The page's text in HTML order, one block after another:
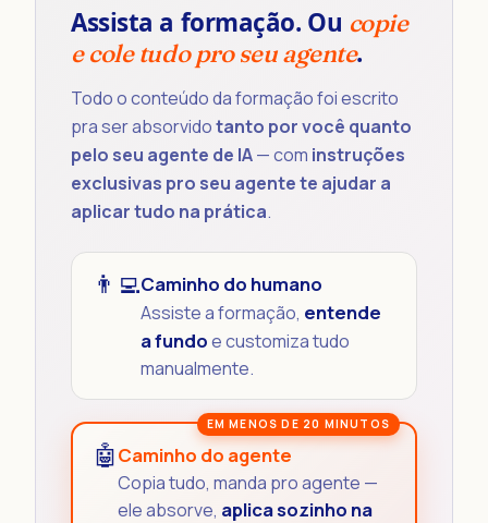
Assista a formação. Ou copie
e cole tudo pro seu agente.
Todo o conteúdo da formação foi escrito
pra ser absorvidotanto por você quanto
pelo seu agente de IA— com instruções
exclusivas pro seu agente te ajudar a
aplicar tudo na prática.
👨‍💻Caminho do humano
Assiste a formação, entende
a fundoe customiza tudo
manualmente.
🤖Caminho do agente
Copia tudo, manda pro agente —
ele absorve, aplica sozinho na